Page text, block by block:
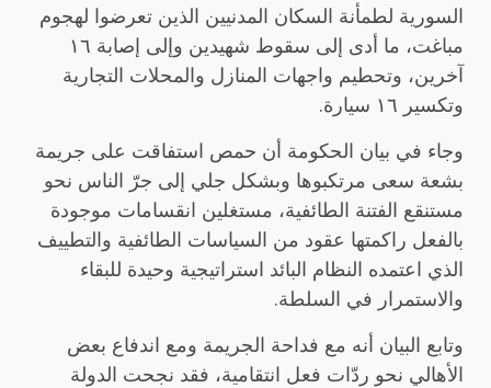
السورية لطمأنة السكان المدنيين الذين تعرضوا لهجوم
مباغت، ما أدى إلى سقوط شهيدين وإلى إصابة ١٦
آخرين، وتحطيم واجهات المنازل والمحلات التجارية
وتكسير ١٦ سيارة.
وجاء في بيان الحكومة أن حمص استفاقت على جريمة
بشعة سعى مرتكبوها وبشكل جلي إلى جرّ الناس نحو
مستنقع الفتنة الطائفية، مستغلين انقسامات موجودة
بالفعل راكمتها عقود من السياسات الطائفية والتطييف
الذي اعتمده النظام البائد استراتيجية وحيدة للبقاء
والاستمرار في السلطة.
وتابع البيان أنه مع فداحة الجريمة ومع اندفاع بعض
الأهالي نحو ردّات فعل انتقامية، فقد نجحت الدولة